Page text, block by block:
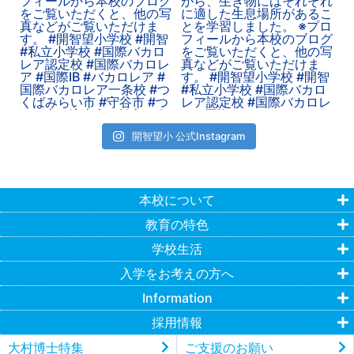
開智望小 公式Instagram
本校について
教育の特色
学校生活
入学をお考えの方へ
Information
採用情報
大村博士特集
ご支援のお願い